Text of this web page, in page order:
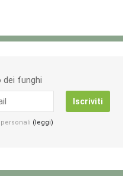
dei funghi
Iscriviti
(leggi)